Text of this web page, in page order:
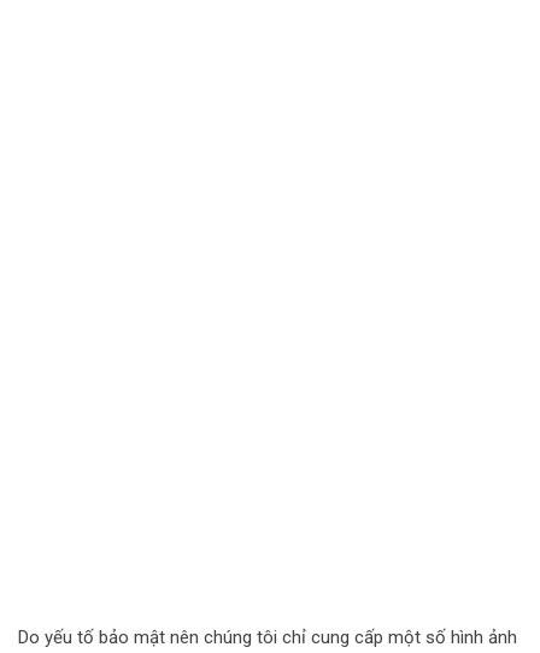
Do yếu tố bảo mật nên chúng tôi chỉ cung cấp một số hình ảnh